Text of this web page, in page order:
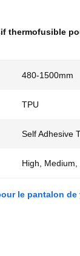
thermofusible
480-1500mm
TPU
Self Adhesive
High, Medium,
le pantalon de